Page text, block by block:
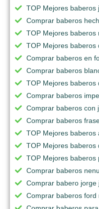
TOP Mejores baberos
Comprar baberos
TOP Mejores baberos
TOP Mejores baberos
Comprar baberos en
Comprar baberos
TOP Mejores baberos
Comprar baberos
Comprar baberos con
Comprar baberos
TOP Mejores baberos
TOP Mejores baberos
TOP Mejores baberos
Comprar baberos
Comprar babero jorge
Comprar baberos ford